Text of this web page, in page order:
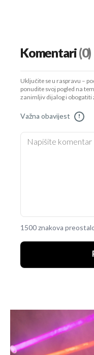
Komentari(0)
Uključite se u raspravu –
ponudite svoj pogled na
zanimljiv dijalog i obogatiti
Važna obavijest !
1500 znakova